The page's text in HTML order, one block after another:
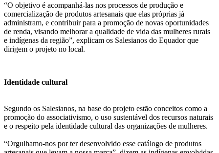
“O objetivo é acompanhá-las nos processos de produção e
comercialização de produtos artesanais que elas próprias já
administram, e contribuir para a promoção de novas oportunidades
de renda, visando melhorar a qualidade de vida das mulheres rurais
e indígenas da região”, explicam os Salesianos do Equador que
dirigem o projeto no local.
Identidade cultural
Segundo os Salesianos, na base do projeto estão conceitos como a
promoção do associativismo, o uso sustentável dos recursos naturais
e o respeito pela identidade cultural das organizações de mulheres.
“Orgulhamo-nos por ter desenvolvido esse catálogo de produtos